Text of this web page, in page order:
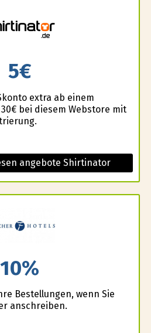
5€
extra ab einem
bei diesem Webstore mit
angebote Shirtinator
10%
Bestellungen, wenn Sie
anschreiben.